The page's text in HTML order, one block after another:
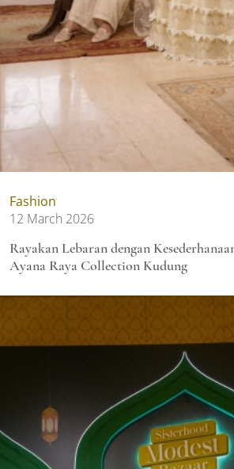
Fashion
12 March 2026
Rayakan Lebaran dengan
Ayana Raya Collection Kudung